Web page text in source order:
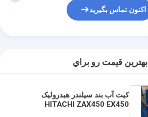
اکنون تماس بگیرید
بهترين قيمت رو براي
کیت آب بند سیلندر هیدرولیک
HITACHI ZAX450 EX450